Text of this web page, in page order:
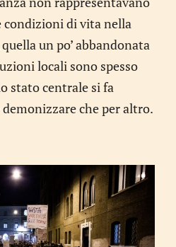
di vita nella
un po’ abbandonata
locali sono spesso
stato centrale si fa
che per altro.